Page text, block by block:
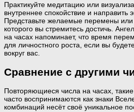
Практикуйте медитацию или
внутреннее спокойствие и направить
Представьте желаемые перемены или
которого вы стремитесь достичь.
на часах напоминает, что время
для личностного роста, если вы
вокруг вас.
Сравнение с другими
Повторяющиеся числа на часах,
часто воспринимаются как знаки
комбинаций несёт своё уникальное